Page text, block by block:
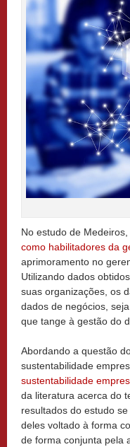
No estudo de
como habilitadores da
aprimoramento no
Utilizando dados
suas organizações, os
dados de negócios,
que tange à gestão do
Abordando a questão
sustentabilidade
sustentabilidade
da literatura acerca do
resultados do estudo
deles voltado à forma
de forma conjunta pela